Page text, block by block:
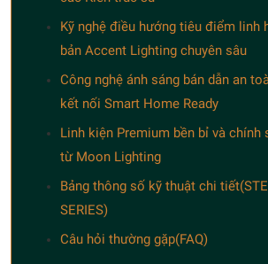
Kỹ nghệ điều hướng tiêu điểm linh
bản Accent Lighting chuyên sâu
Công nghệ ánh sáng bán dẫn an
kết nối Smart Home Ready
Linh kiện Premium bền bỉ và chính
từ Moon Lighting
Bảng thông số kỹ thuật chi
SERIES)
Câu hỏi thường gặp(FAQ)